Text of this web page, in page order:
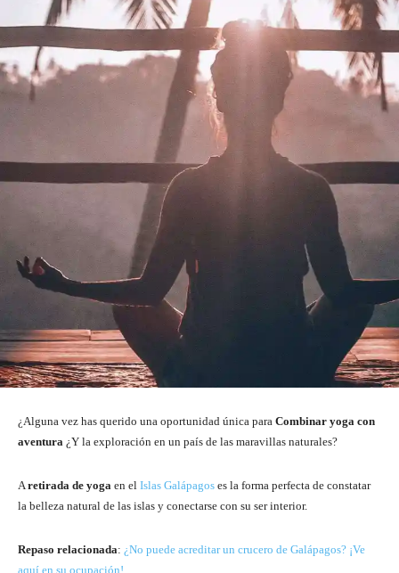
¿Alguna vez has querido una oportunidad única para Combinar yoga con
aventura ¿Y la exploración en un país de las maravillas naturales?
Aretirada de yoga en el Islas Galápagos es la forma perfecta de constatar
la belleza natural de las islas y conectarse con su ser interior.
Repaso relacionada: ¿No puede acreditar un crucero de Galápagos? ¡Ve
aquí en su ocupación!